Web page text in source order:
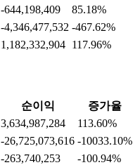
-644,198,409
85.18%
-4,346,477,532 -467.62%
1,182,332,904 117.96%
순이익
증가율
3,634,987,284
113.60%
-26,725,073,616 -10033.10%
-263,740,253
-100.94%